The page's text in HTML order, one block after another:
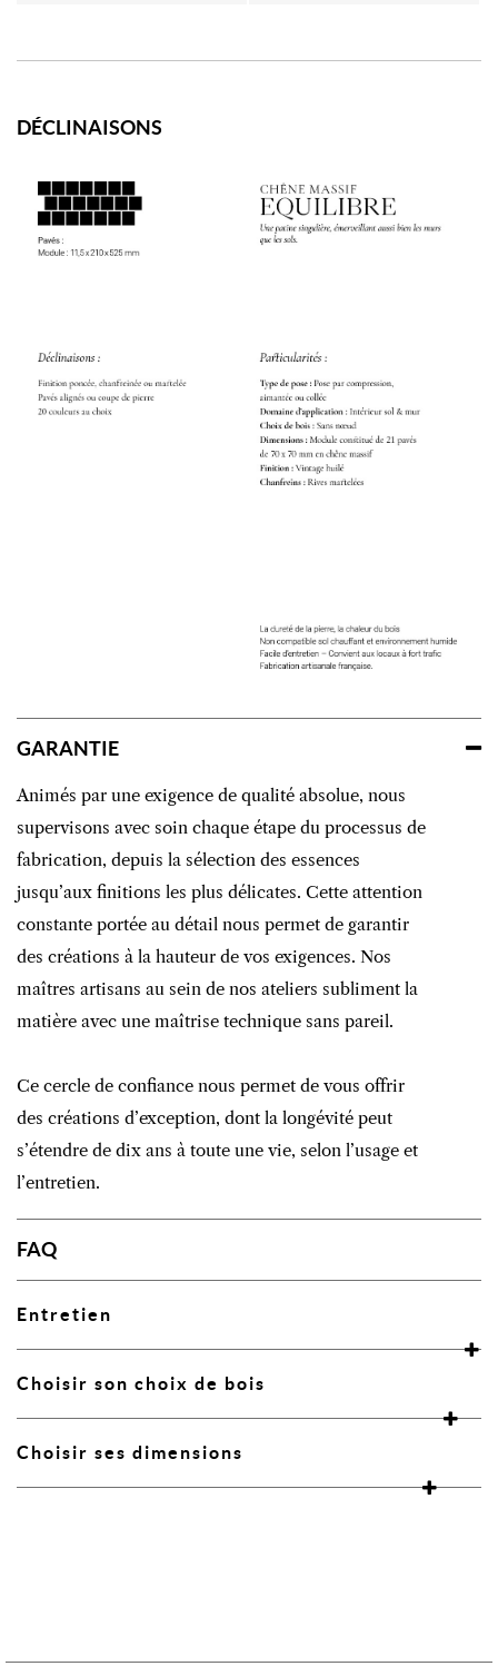
DÉCLINAISONS
GARANTIE
Animés par une exigence de qualité absolue, nous
supervisons avec soin chaque étape du processus de
fabrication, depuis la sélection des essences
jusqu’aux finitions les plus délicates. Cette attention
constante portée au détail nous permet de garantir
des créations à la hauteur de vos exigences. Nos
maîtres artisans au sein de nos ateliers subliment la
matière avec une maîtrise technique sans pareil.
Ce cercle de confiance nous permet de vous offrir
des créations d’exception, dont la longévité peut
s’étendre de dix ans à toute une vie, selon l’usage et
l’entretien.
FAQ
Entretien
Choisir son choix de bois
Choisir ses dimensions